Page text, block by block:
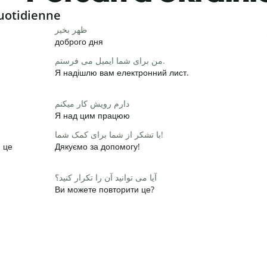
ظهر بخیر
доброго дня
من برای شما ایمیل می فرستم.
Я надішлю вам електронний лист.
دارم رویش کار میکنم
Я над цим працюю
це
با تشکر از شما برای کمک شما!
Дякуємо за допомогу!
آیا می توانید آن را تکرار کنید؟
Ви можете повторити це?